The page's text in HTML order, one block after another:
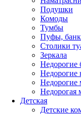
Подушки
Комоды
Тумбы
Пуфы,
Столики
Зеркала
Недорогие
Недорогие
Недорогие
Недорогая
Детская
Детские